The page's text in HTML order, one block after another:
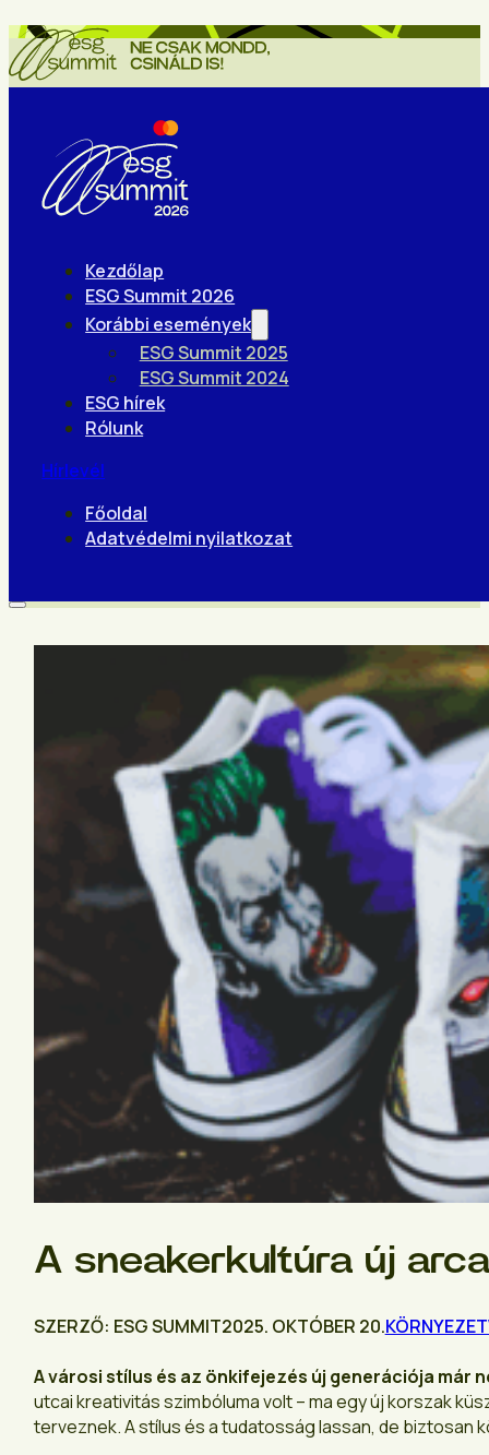
Kezdőlap
ESG Summit 2026
Korábbi események
ESG Summit 2025
ESG Summit 2024
ESG hírek
Rólunk
Hírlevél
Főoldal
Adatvédelmi nyilatkozat
A sneakerkultúra új
SZERZŐ: ESG SUMMIT2025. OKTÓBER 20.
A városi stílus és az önkifejezés új generációja már
utcai kreativitás szimbóluma volt – ma egy új korszak
terveznek. A stílus és a tudatosság lassan, de biztosan